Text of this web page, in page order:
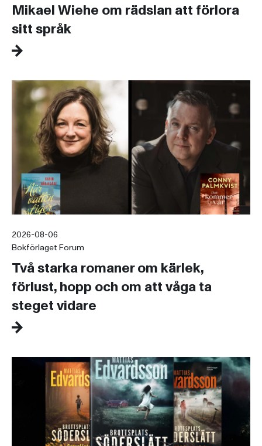
Mikael Wiehe om rädslan att förlora
sitt språk
2026-08-06
Bokförlaget Forum
Två starka romaner om kärlek,
förlust, hopp och om att våga ta
steget vidare